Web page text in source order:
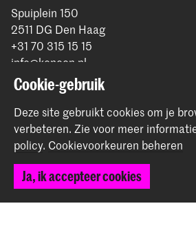
Spuiplein 150
2511 DG Den Haag
+31 70 315 15 15
info@koncon.nl
Volg ons
Blijf op de hoogte
InstagramYouTubeFacebook
Cookie-gebruik
Deze site gebruikt cookies om je
verbeteren. Zie voor meer
policy. Cookievoorkeuren beheren
Ja, ik accepteer cookies